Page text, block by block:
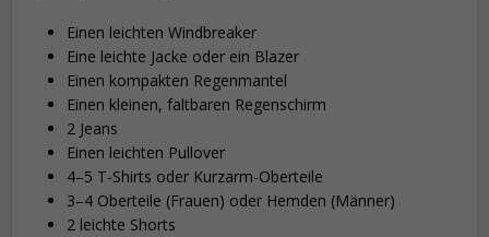
Einen leichten Windbreaker
Eine leichte Jacke oder ein Blazer
Einen kompakten Regenmantel
Einen kleinen, faltbaren Regenschirm
2 Jeans
Einen leichten Pullover
4–5 T-Shirts oder Kurzarm-Oberteile
3–4 Oberteile (Frauen) oder Hemden (Männer)
2 leichte Shorts